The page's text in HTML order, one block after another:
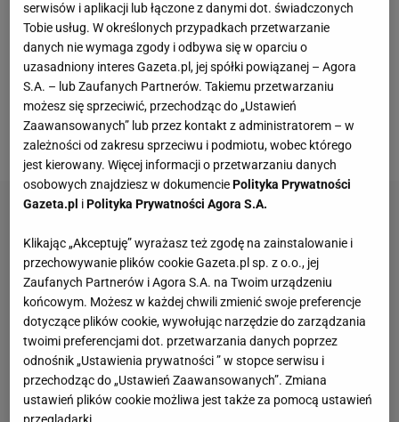
starciach: w 1996 roku przeznokauttechniczny,
natomiast w 1997 roku Tyson został
zdyskwalifikowany z powodu odgryzienia
przeciwnikowi ucha. Po 24 latach kibice czekają na
powrót legendarnej pary, na co gotowy wydaje się
być sam Holyfield.
serwisów i aplikacji lub łączone z danymi dot. świadczonych
Tobie usług. W określonych przypadkach przetwarzanie
danych nie wymaga zgody i odbywa się w oparciu o
uzasadniony interes Gazeta.pl, jej spółki powiązanej – Agora
S.A. – lub Zaufanych Partnerów. Takiemu przetwarzaniu
możesz się sprzeciwić, przechodząc do „Ustawień
Zaawansowanych” lub przez kontakt z administratorem – w
zależności od zakresu sprzeciwu i podmiotu, wobec którego
jest kierowany. Więcej informacji o przetwarzaniu danych
osobowych znajdziesz w dokumenciePolityka Prywatności
Gazeta.pl iPolityka Prywatności Agora S.A.
Klikając „Akceptuję” wyrażasz też zgodę na zainstalowanie i
przechowywanie plików cookie Gazeta.pl sp. z o.o., jej
Zaufanych Partnerów i Agora S.A. na Twoim urządzeniu
końcowym. Możesz w każdej chwili zmienić swoje preferencje
dotyczące plików cookie, wywołując narzędzie do zarządzania
twoimi preferencjami dot. przetwarzania danych poprzez
odnośnik „Ustawienia prywatności ” w stopce serwisu i
przechodząc do „Ustawień Zaawansowanych”. Zmiana
ustawień plików cookie możliwa jest także za pomocą ustawień